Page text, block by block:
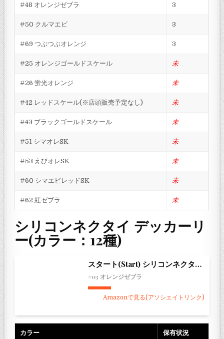
#48 オレンジゼブラ 3
#50 クルマエビ 3
#69 つぶつぶオレンジ 3
#25 オレンジゴールドスケール 未
#26 蛍光オレンジ 未
#42 レッドスケール(※店頭販売予定なし) 未
#43 ブラックゴールドスケール 未
#51 シマオレSK 未
#53 えびオレSK 未
#60 シマエビレッドSK 未
#62 紅ゼブラ 未
シリコンネクタイ デッカーリ
ー(カラー：12種)
スタート(Start) シリコンネクタイ デッカーリー
#03 オレンジゼブラ
Amazonで見る(アソシエイトリンク)
カラー 保有状況